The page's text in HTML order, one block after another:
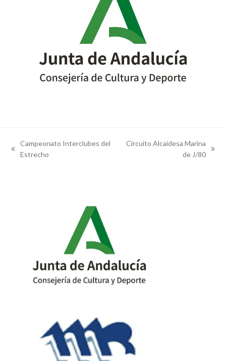
previous
Campeonato Interclubes del
Estrecho
Circuito Alcaidesa Marina
de J/80